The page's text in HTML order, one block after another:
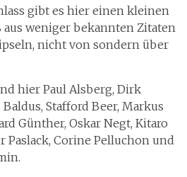
gibt es hier einen kleinen
weniger bekannten Zitaten
nicht von sondern über
hier Paul Alsberg, Dirk
Baldus, Stafford Beer, Markus
Günther, Oskar Negt, Kitaro
Paslack, Corine Pelluchon und